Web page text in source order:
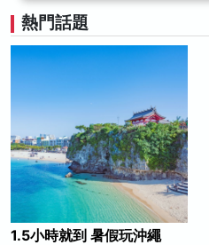
熱門話題
1.5小時就到 暑假玩沖繩